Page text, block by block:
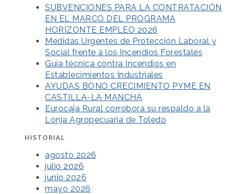
SUBVENCIONES PARA LA CONTRATACIÓN
EN EL MARCO DEL PROGRAMA
HORIZONTE EMPLEO 2026
Medidas Urgentes de Protección Laboral y
Social frente a los Incendios Forestales
Guía técnica contra Incendios en
Establecimientos Industriales
AYUDAS BONO CRECIMIENTO PYME EN
CASTILLA-LA MANCHA
Eurocaja Rural corrobora su respaldo a la
Lonja Agropecuaria de Toledo
HISTORIAL
agosto 2026
julio 2026
junio 2026
mayo 2026